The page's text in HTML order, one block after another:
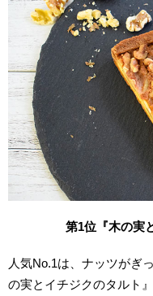
第1位『木の実
人気No.1は、ナッツがぎ
の実とイチジクのタルト